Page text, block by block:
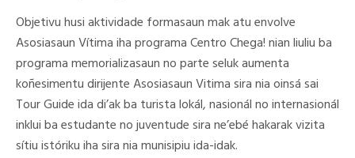
Objetivu husi aktividade formasaun mak atu envolve
Asosiasaun Vítima iha programa Centro Chega! nian liuliu ba
programa memorializasaun no parte seluk aumenta
koñesimentu dirijente Asosiasaun Vitima sira nia oinsá sai
Tour Guide ida di’ak ba turista lokál, nasionál no internasionál
inklui ba estudante no juventude sira ne’ebé hakarak vizita
sítiu istóriku iha sira nia munisipiu ida-idak.